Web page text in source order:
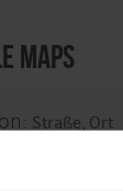
Maps